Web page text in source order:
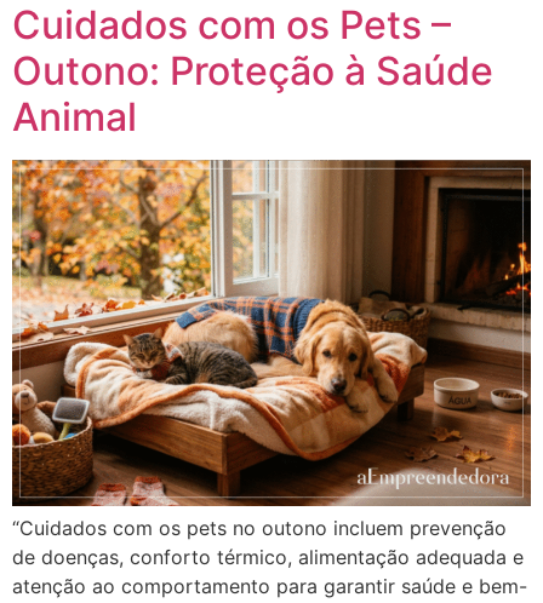
Cuidados com os Pets –
Outono: Proteção à Saúde
Animal
“Cuidados com os pets no outono incluem prevenção
de doenças, conforto térmico, alimentação adequada e
atenção ao comportamento para garantir saúde e bem-